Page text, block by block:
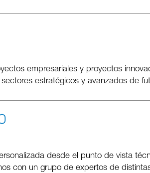
empresariales y proyectos
estratégicos y avanzados de
desde el punto de vista
con un grupo de expertos de